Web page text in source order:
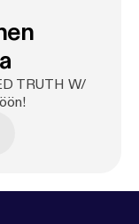
The Naked
TRUTH W/